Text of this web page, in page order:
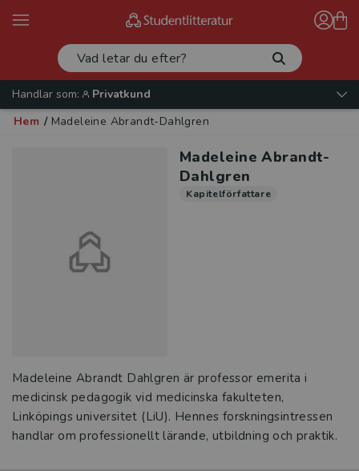
Handlar som:
Privatkund
Hem / Madeleine Abrandt-Dahlgren
Madeleine Abrandt-
Dahlgren
Kapitelförfattare
Madeleine Abrandt Dahlgren är professor emerita i
medicinsk pedagogik vid medicinska fakulteten,
Linköpings universitet (LiU). Hennes forskningsintressen
handlar om professionellt lärande, utbildning och praktik.